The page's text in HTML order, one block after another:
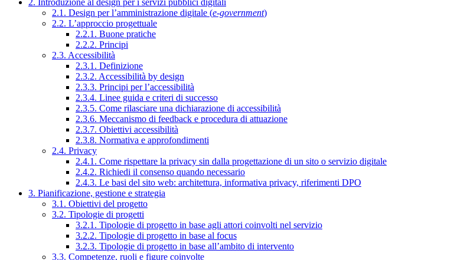
2. Introduzione al design per i servizi pubblici digitali
2.1. Design per l’amministrazione digitale (e-government)
2.2. L’approccio progettuale
2.2.1. Buone pratiche
2.2.2. Principi
2.3. Accessibilità
2.3.1. Definizione
2.3.2. Accessibilità by design
2.3.3. Principi per l’accessibilità
2.3.4. Linee guida e criteri di successo
2.3.5. Come rilasciare una dichiarazione di accessibilità
2.3.6. Meccanismo di feedback e procedura di attuazione
2.3.7. Obiettivi accessibilità
2.3.8. Normativa e approfondimenti
2.4. Privacy
2.4.1. Come rispettare la privacy sin dalla progettazione di un sito o servizio digitale
2.4.2. Richiedi il consenso quando necessario
2.4.3. Le basi del sito web: architettura, informativa privacy, riferimenti DPO
3. Pianificazione, gestione e strategia
3.1. Obiettivi del progetto
3.2. Tipologie di progetti
3.2.1. Tipologie di progetto in base agli attori coinvolti nel servizio
3.2.2. Tipologie di progetto in base al focus
3.2.3. Tipologie di progetto in base all’ambito di intervento
3.3. Competenze, ruoli e figure coinvolte